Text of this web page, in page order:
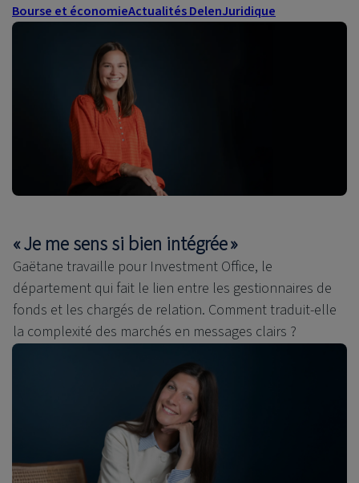
Bourse et économieActualités DelenJuridique
« Je me sens si bien intégrée »
Gaëtane travaille pour Investment Office, le
département qui fait le lien entre les gestionnaires de
fonds et les chargés de relation. Comment traduit-elle
la complexité des marchés en messages clairs ?